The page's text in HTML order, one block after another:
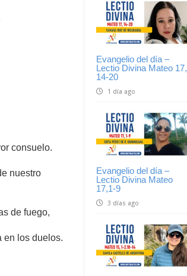
Evangelio del día –
Lectio Divina Mateo 17,
14-20
1 día ago
Evangelio del día –
Lectio Divina Mateo
17,1-9
3 días ago
consuelo.
nuestro
de fuego,
en los duelos.